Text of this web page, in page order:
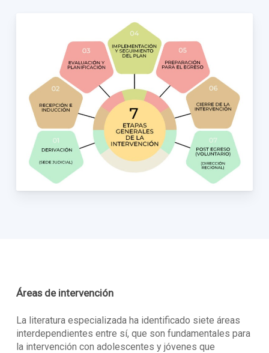
Áreas de intervención
La literatura especializada ha identificado siete áreas
interdependientes entre sí, que son fundamentales para
la intervención con adolescentes y jóvenes que